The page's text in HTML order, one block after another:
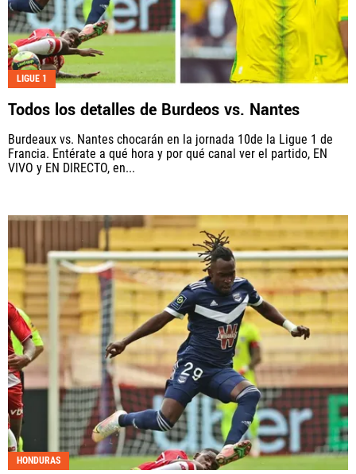
Términos y Condiciones
Políticas de Privacidad
Política Editorial
Ad Choices
Fútbol Centroamérica, al igual que Futbol Sites, es
Todos los derechos reservados.
LIGUE 1
Todos los detalles de Burdeos vs. Nantes
Burdeaux vs. Nantes chocarán en la jornada 10de la Ligue 1 de
Francia. Entérate a qué hora y por qué canal ver el partido, EN
VIVO y EN DIRECTO, en...
HONDURAS